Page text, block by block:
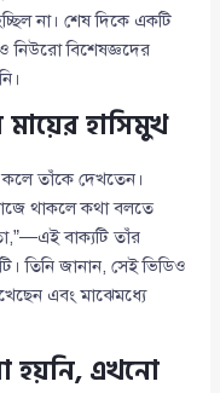
না। শেষ দিকে একটি
নিউরো বিশেষজ্ঞদের
হাসিমুখ
কলে তাঁকে দেখতেন।
থাকলে কথা বলতে
বাক্যটি তাঁর
তিনি জানান, সেই ভিডিও
এবং মাঝেমধ্যে
হয়নি, এখনো